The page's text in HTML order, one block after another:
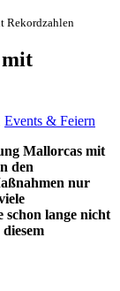
Rekordzahlen
Events & Feiern
Mallorcas mit
den
nur
lange nicht